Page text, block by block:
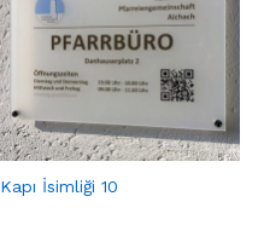
Kapı İsimliği 10